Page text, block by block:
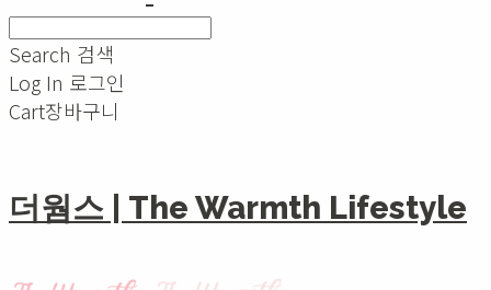
Search 검색
Log In 로그인
Cart장바구니
더웜스 | The Warmth Lifestyle